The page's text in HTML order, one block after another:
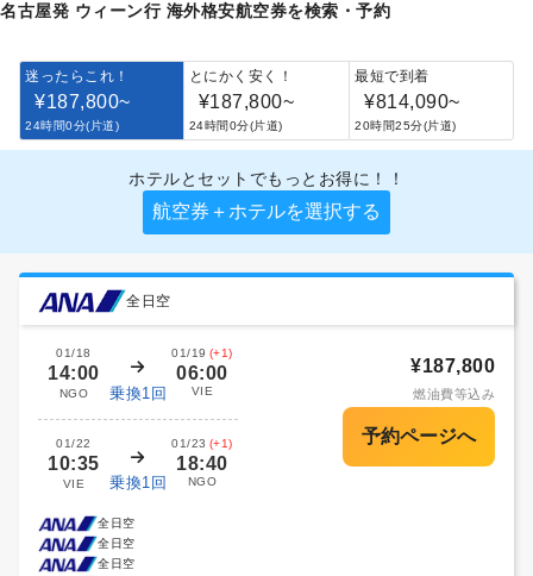
名古屋発 ウィーン行 海外格安航空券を検索・予約
迷ったらこれ！
¥187,800~
24時間0分(片道)
とにかく安く！
¥187,800~
24時間0分(片道)
最短で到着
¥814,090~
20時間25分(片道)
ホテルとセットでもっとお得に！！
航空券＋ホテルを選択する
全日空
01/18
14:00
NGO 乗換1回
01/19 (+1)
06:00
VIE
01/22
10:35
VIE 乗換1回
01/23 (+1)
18:40
NGO
¥187,800
燃油費等込み
全日空
全日空
全日空